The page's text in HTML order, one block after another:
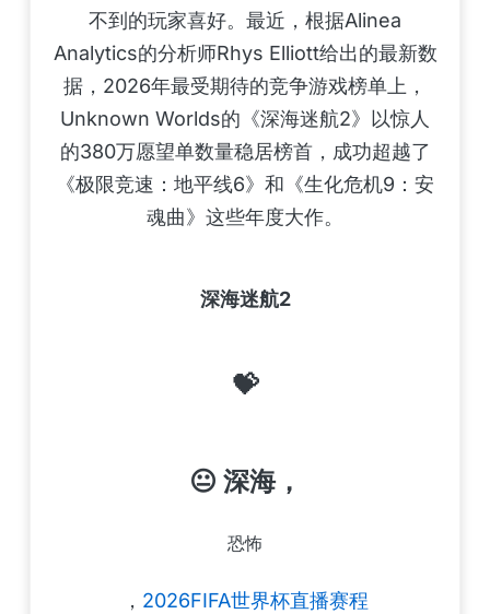
不到的玩家喜好。最近，根据Alinea
Analytics的分析师Rhys Elliott给出的最新数
据，2026年最受期待的竞争游戏榜单上，
Unknown Worlds的《深海迷航2》以惊人
的380万愿望单数量稳居榜首，成功超越了
《极限竞速：地平线6》和《生化危机9：安
魂曲》这些年度大作。
深海迷航2
💝
😐 深海，
恐怖
， 2026FIFA世界杯直播赛程